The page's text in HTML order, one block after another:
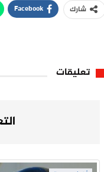
شارك Facebook
تعليقات